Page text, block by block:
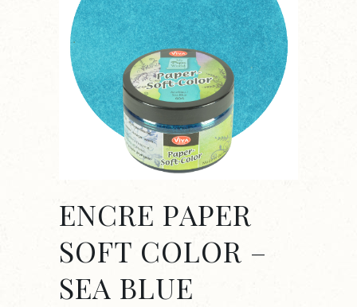
ENCRE PAPER
SOFT COLOR –
SEA BLUE